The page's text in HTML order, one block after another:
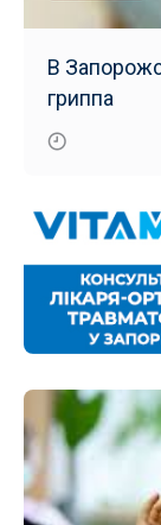
В
гриппа